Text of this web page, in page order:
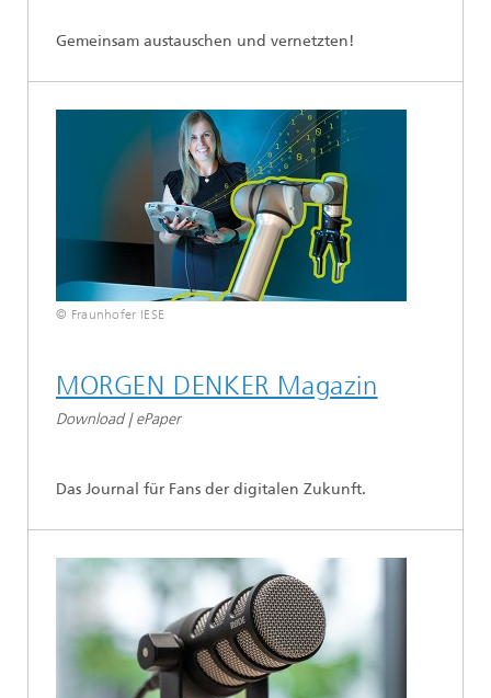
Gemeinsam austauschen und vernetzten!
© Fraunhofer IESE
MORGEN DENKER Magazin
Download | ePaper
Das Journal für Fans der digitalen Zukunft.